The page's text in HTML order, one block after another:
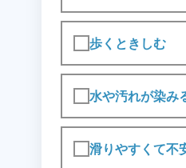
歩くときしむ
水や汚れが染み
滑りやすくて不